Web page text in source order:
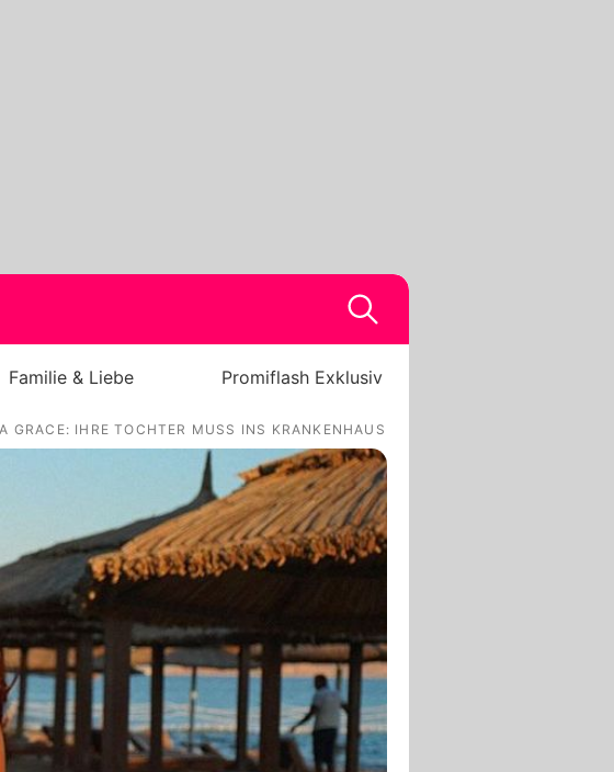
Familie & Liebe Promiflash Exklusiv
GRACE: IHRE TOCHTER MUSS INS KRANKENHAUS